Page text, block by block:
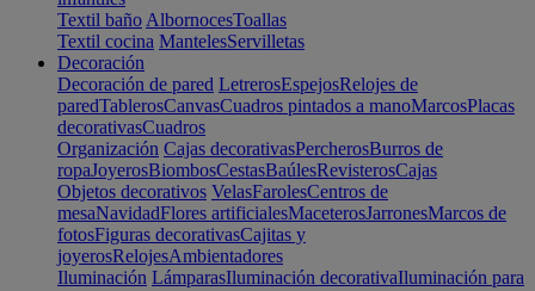
Textil baño AlbornocesToallas
Textil cocina MantelesServilletas
Decoración
Decoración de pared LetrerosEspejosRelojes de
paredTablerosCanvasCuadros pintados a manoMarcosPlacas
decorativasCuadros
Organización Cajas decorativasPercherosBurros de
ropaJoyerosBiombosCestasBaúlesRevisterosCajas
Objetos decorativos VelasFarolesCentros de
mesaNavidadFlores artificialesMaceterosJarronesMarcos de
fotosFiguras decorativasCajitas y
joyerosRelojesAmbientadores
Iluminación LámparasIluminación decorativaIluminación para